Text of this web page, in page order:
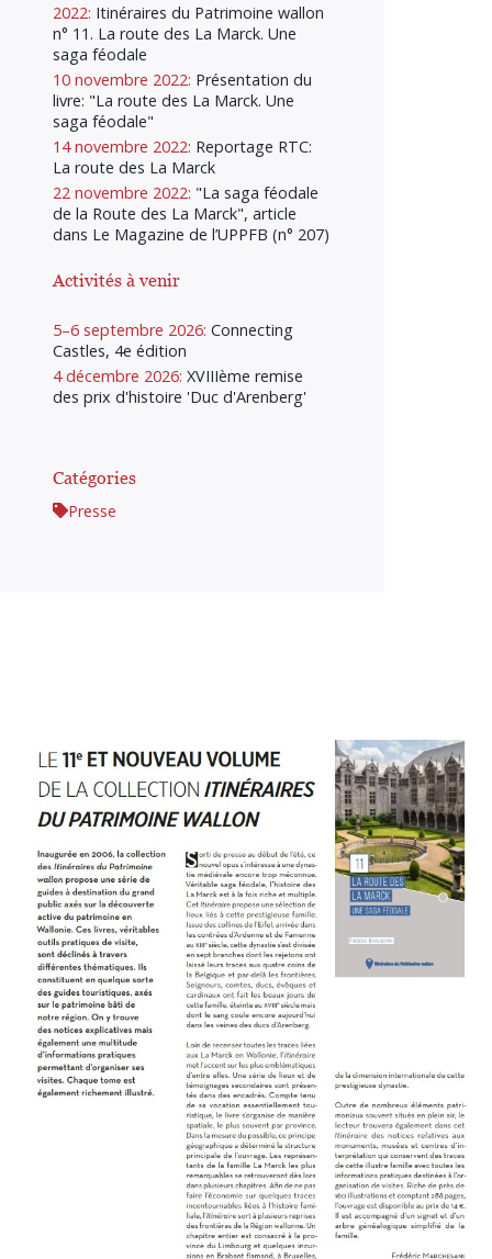
2022: Itinéraires du Patrimoine wallon
n° 11. La route des La Marck. Une
saga féodale
10 novembre 2022: Présentation du
livre: "La route des La Marck. Une
saga féodale"
14 novembre 2022: Reportage RTC:
La route des La Marck
22 novembre 2022: "La saga féodale
de la Route des La Marck", article
dans Le Magazine de l’UPPFB (n° 207)
Activités à venir
5–6 septembre 2026: Connecting
Castles, 4e édition
4 décembre 2026: XVIIIème remise
des prix d'histoire 'Duc d'Arenberg'
Catégories
Presse